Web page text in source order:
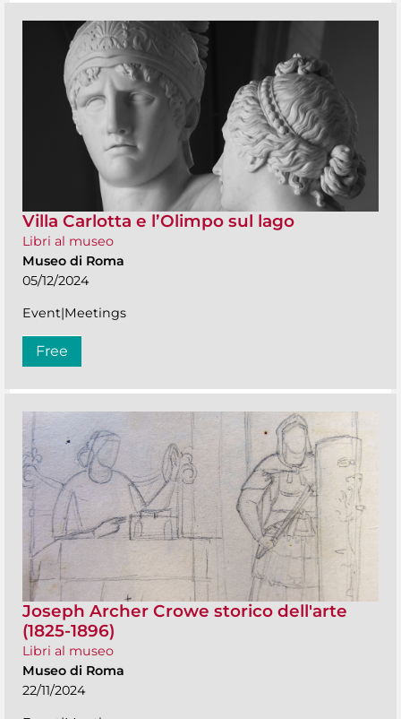
Villa Carlotta e l’Olimpo sul lago
Libri al museo
Museo di Roma
05/12/2024
Event|Meetings
Free
Joseph Archer Crowe storico dell'arte
(1825-1896)
Libri al museo
Museo di Roma
22/11/2024